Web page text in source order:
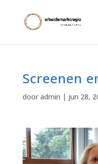
Screenen
door admin | jun 28,